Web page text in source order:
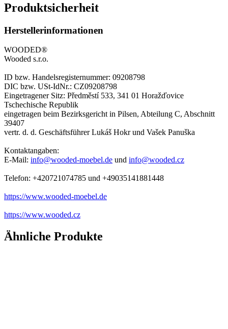
Produktsicherheit
Herstellerinformationen
WOODED®
Wooded s.r.o.
ID bzw. Handelsregisternummer: 09208798
DIC bzw. USt-IdNr.: CZ09208798
Eingetragener Sitz: Předměstí 533, 341 01 Horažďovice
Tschechische Republik
eingetragen beim Bezirksgericht in Pilsen, Abteilung C, Abschnitt
39407
vertr. d. d. Geschäftsführer Lukáš Hokr und Vašek Panuška
Kontaktangaben:
E-Mail: info@wooded-moebel.de und info@wooded.cz
Telefon: +420721074785 und +49035141881448
https://www.wooded-moebel.de
https://www.wooded.cz
Ähnliche Produkte